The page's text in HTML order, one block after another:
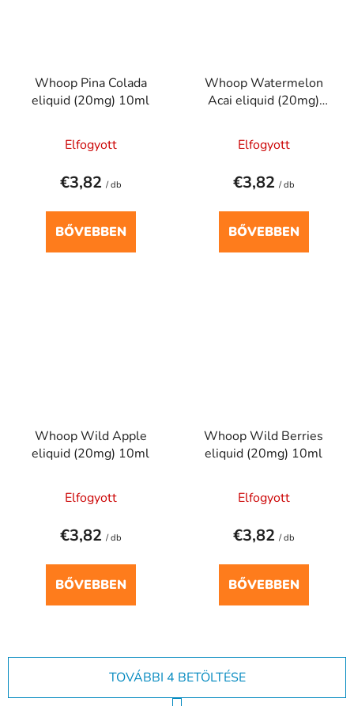
Whoop Pina Colada
eliquid (20mg) 10ml
Elfogyott
€3,82 / db
BŐVEBBEN
Whoop Watermelon
Acai eliquid (20mg)
Elfogyott
€3,82 / db
BŐVEBBEN
Whoop Wild Apple
eliquid (20mg) 10ml
Elfogyott
€3,82 / db
BŐVEBBEN
Whoop Wild Berries
eliquid (20mg) 10ml
Elfogyott
€3,82 / db
BŐVEBBEN
TOVÁBBI 4 BETÖLTÉSE